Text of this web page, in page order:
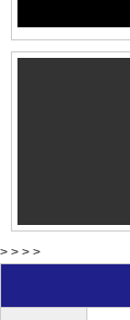
> > > >